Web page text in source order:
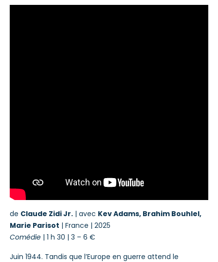
de Claude Zidi Jr. | avec Kev Adams, Brahim Bouhlel,
Marie Parisot | France | 2025
Comédie | 1 h 30 | 3 – 6 €
Juin 1944. Tandis que l’Europe en guerre attend le